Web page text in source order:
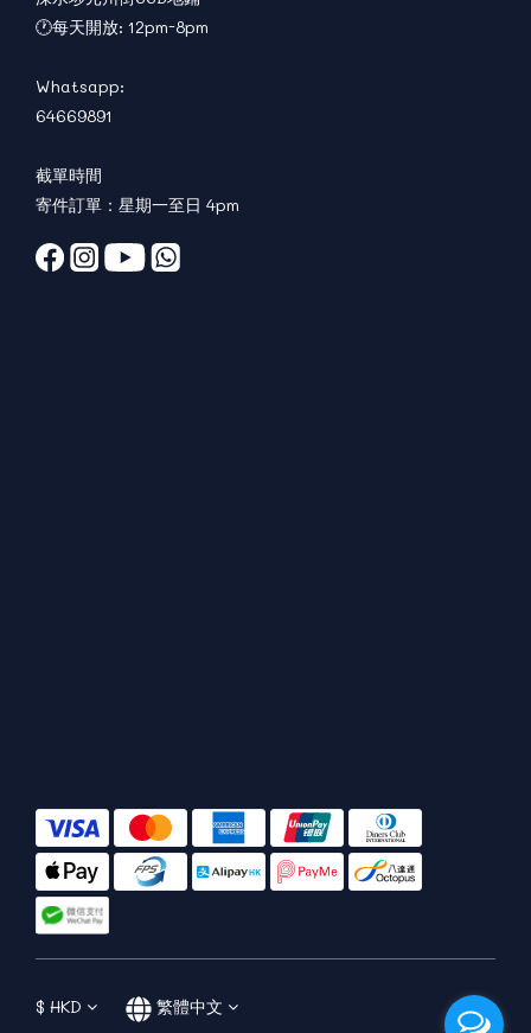
🕐每天開放: 12pm-8pm
Whatsapp:
64669891
截單時間
寄件訂單：星期一至日 4pm
$ HKD 繁體中文